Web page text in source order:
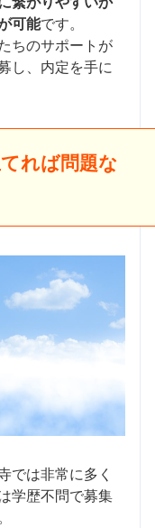
可能です。
ちのサポートが
し、内定を手に
れば問題な
では非常に多く
学歴不問で募集